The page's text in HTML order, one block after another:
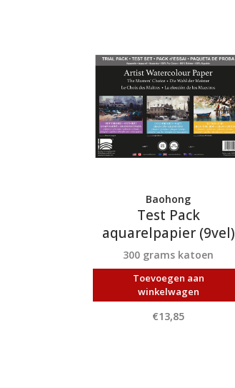
Baohong
Test Pack
aquarelpapier (9vel)
300 grams katoen
Toevoegen aan
winkelwagen
€13,85